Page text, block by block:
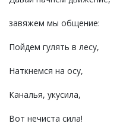
завяжем мы общение:
Пойдем гулять в лесу,
Наткнемся на осу,
Каналья, укусила,
Вот нечиста сила!